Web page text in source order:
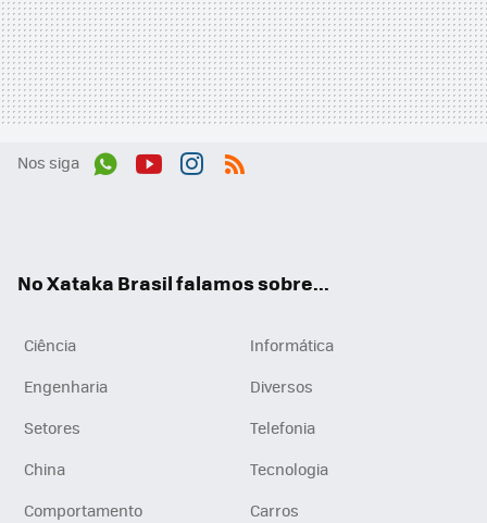
Nos siga
No Xataka Brasil falamos sobre...
Ciência
Informática
Engenharia
Diversos
Setores
Telefonia
China
Tecnologia
Comportamento
Carros